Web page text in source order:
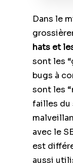
Dans le
hats et
sont les
bugs à
sont les
failles du
avec le
est
aussi